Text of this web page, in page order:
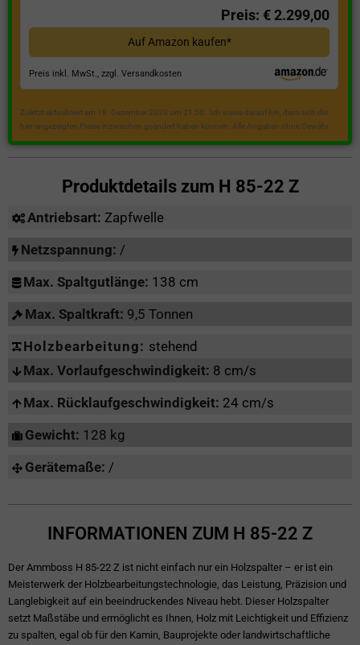
Preis: € 2.299,00
Auf Amazon kaufen*
Preis inkl. MwSt., zzgl. Versandkosten
Zuletzt aktualisiert am 18. Dezember 2023 um 21:50 . Ich weise darauf hin, dass sich die
hier angezeigten Preise inzwischen geändert haben können. Alle Angaben ohne Gewähr.
Produktdetails zum H 85-22 Z
Antriebsart: Zapfwelle
Netzspannung: /
Max. Spaltgutlänge: 138 cm
Max. Spaltkraft: 9,5 Tonnen
Holzbearbeitung: stehend
Max. Vorlaufgeschwindigkeit: 8 cm/s
Max. Rücklaufgeschwindigkeit: 24 cm/s
Gewicht: 128 kg
Gerätemaße: /
INFORMATIONEN ZUM H 85-22 Z
Der Ammboss H 85-22 Z ist nicht einfach nur ein Holzspalter – er ist ein
Meisterwerk der Holzbearbeitungstechnologie, das Leistung, Präzision und
Langlebigkeit auf ein beeindruckendes Niveau hebt. Dieser Holzspalter
setzt Maßstäbe und ermöglicht es Ihnen, Holz mit Leichtigkeit und Effizienz
zu spalten, egal ob für den Kamin, Bauprojekte oder landwirtschaftliche